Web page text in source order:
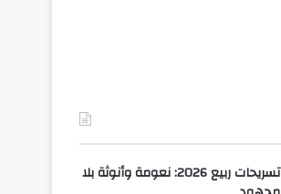
تسريحات ربيع 2026: نعومة وأنوثة بلا